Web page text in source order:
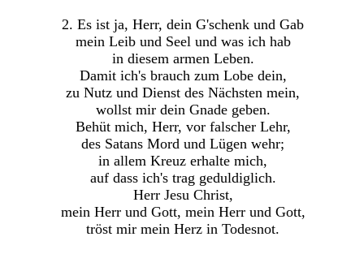
2. Es ist ja, Herr, dein G'schenk und Gab
mein Leib und Seel und was ich hab
in diesem armen Leben.
Damit ich's brauch zum Lobe dein,
zu Nutz und Dienst des Nächsten mein,
wollst mir dein Gnade geben.
Behüt mich, Herr, vor falscher Lehr,
des Satans Mord und Lügen wehr;
in allem Kreuz erhalte mich,
auf dass ich's trag geduldiglich.
Herr Jesu Christ,
mein Herr und Gott, mein Herr und Gott,
tröst mir mein Herz in Todesnot.